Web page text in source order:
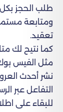
طلب الحجز
ومتابعة
تعقيد.
كما نتيح لك
مثل الفيس بوك
نشر أحدث
التفاعل عبر
للبقاء على